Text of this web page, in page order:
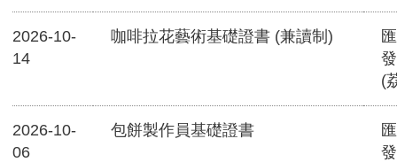
2026-10-
14
咖啡拉花藝術基礎證書 (兼讀制)
(
2026-10-
06
包餅製作員基礎證書